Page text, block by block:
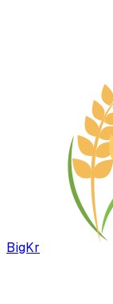
BigKr